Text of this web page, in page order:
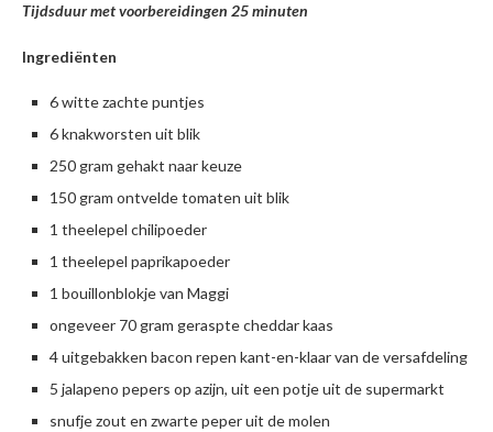
Tijdsduur met voorbereidingen 25 minuten
Ingrediënten
6 witte zachte puntjes
6 knakworsten uit blik
250 gram gehakt naar keuze
150 gram ontvelde tomaten uit blik
1 theelepel chilipoeder
1 theelepel paprikapoeder
1 bouillonblokje van Maggi
ongeveer 70 gram geraspte cheddar kaas
4 uitgebakken bacon repen kant-en-klaar van de versafdeling
5 jalapeno pepers op azijn, uit een potje uit de supermarkt
snufje zout en zwarte peper uit de molen